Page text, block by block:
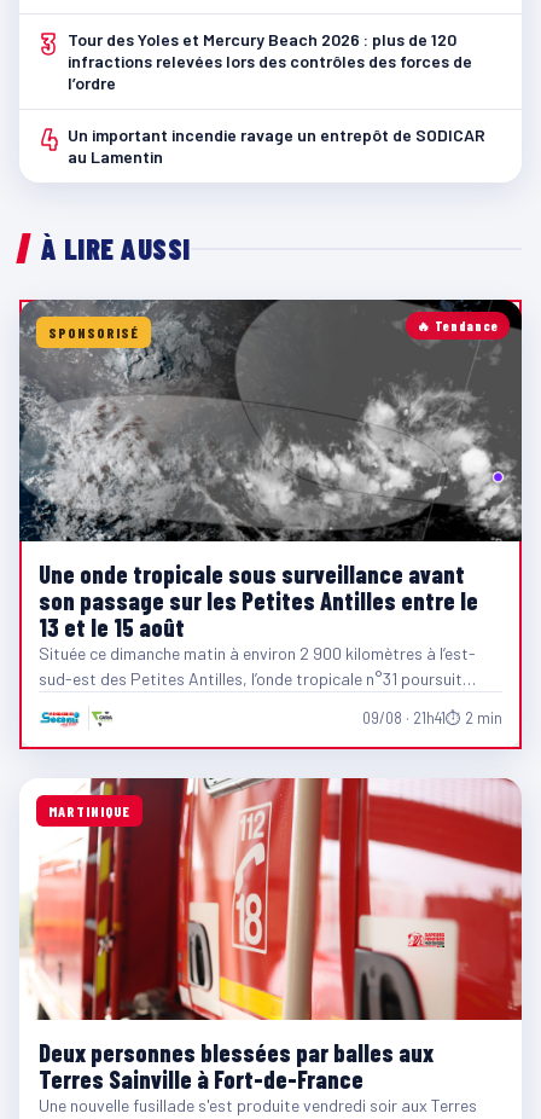
3
Tour des Yoles et Mercury Beach 2026 : plus de 120
infractions relevées lors des contrôles des forces de
l’ordre
4 Un important incendie ravage un entrepôt de SODICAR
au Lamentin
À LIRE AUSSI
🔥 Tendance
SPONSORISÉ
Une onde tropicale sous surveillance avant
son passage sur les Petites Antilles entre le
13 et le 15 août
Située ce dimanche matin à environ 2 900 kilomètres à l’est-
sud-est des Petites Antilles, l’onde tropicale n°31 poursuit…
09/08 · 21h41⏱ 2 min
MARTINIQUE
Deux personnes blessées par balles aux
Terres Sainville à Fort-de-France
Une nouvelle fusillade s'est produite vendredi soir aux Terres